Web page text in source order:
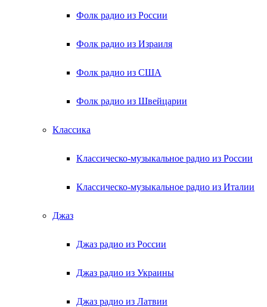
Фолк радио из России
Фолк радио из Израиля
Фолк радио из США
Фолк радио из Швейцарии
Классика
Классическо-музыкальное радио из России
Классическо-музыкальное радио из Италии
Джаз
Джаз радио из России
Джаз радио из Украины
Джаз радио из Латвии